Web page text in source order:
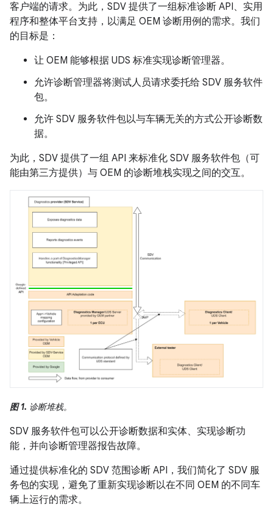
客户端的请求。为此，SDV 提供了一组标准诊断 API、实用
程序和整体平台支持，以满足 OEM 诊断用例的需求。我们
的目标是：
让 OEM 能够根据 UDS 标准实现诊断管理器。
允许诊断管理器将测试人员请求委托给 SDV 服务软件
包。
允许 SDV 服务软件包以与车辆无关的方式公开诊断数
据。
为此，SDV 提供了一组 API 来标准化 SDV 服务软件包（可
能由第三方提供）与 OEM 的诊断堆栈实现之间的交互。
图 1. 诊断堆栈。
SDV 服务软件包可以公开诊断数据和实体、实现诊断功
能，并向诊断管理器报告故障。
通过提供标准化的 SDV 范围诊断 API，我们简化了 SDV 服
务包的实现，避免了重新实现诊断以在不同 OEM 的不同车
辆上运行的需求。